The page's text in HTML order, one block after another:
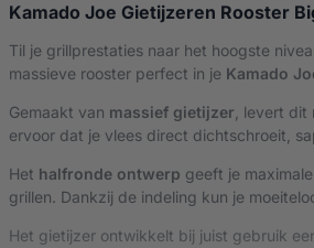
Kamado Joe Gietijzeren Rooster
Til je grillprestaties naar het hoogste
massieve rooster perfect in je Kamado
Gemaakt van massief gietijzer , levert
ervoor dat je vlees direct dichtschroeit,
Het halfronde ontwerp geeft je
grillen. Dankzij de indeling kun je
Het gietijzer ontwikkelt bij juist gebruik